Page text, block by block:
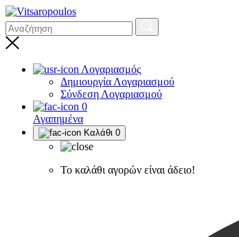
Λογαριασμός
Δημιουργία Λογαριασμού
Σύνδεση Λογαριασμού
0
Αγαπημένα
Καλάθι 0
Το καλάθι αγορών είναι άδειο!